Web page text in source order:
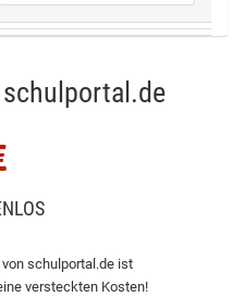
schulportal.de ist
versteckten Kosten!